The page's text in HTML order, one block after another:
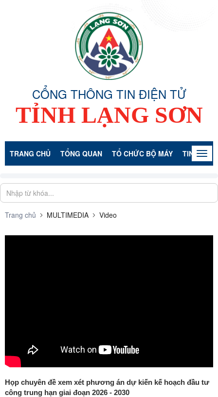
CỔNG THÔNG TIN ĐIỆN TỬ
TỈNH LẠNG SƠN
TRANG CHỦ TỔNG QUAN TỔ CHỨC BỘ MÁY TIN TỨC -
Trang chủ MULTIMEDIA Video
Họp chuyên đề xem xét phương án dự kiến kế hoạch đầu tư
công trung hạn giai đoạn 2026 - 2030